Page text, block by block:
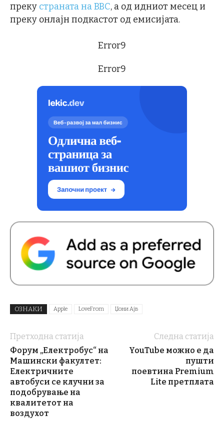
преку страната на BBC, а од идниот месец и
преку онлајн подкастот од емисијата.
Error9
Error9
ОЗНАКИ Apple LoveFrom Џони Ајв
Претходна статија
Форум „Електробус“ на
Машински факултет:
Електричните
автобуси се клучни за
подобрување на
квалитетот на
воздухот
Следна статија
YouTube можно е да
пушти
поевтина Premium
Lite претплата